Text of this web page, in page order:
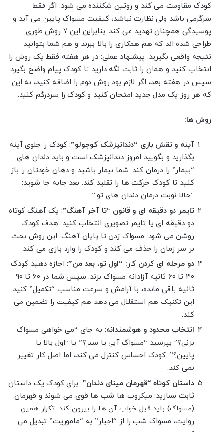
کودک مقاومت می کند و روتین شکننده می شود. اگر فقط
سرگرمی باشد ولی نظارت نباشد، کیفیت مسواک پایین می آید و
پوسیدگی همچنان تهدید می کند. بنابراین این ۷ روش طوری
طراحی شده اند که هم همکاری را بالا ببرند و هم شما بتوانید
نتیجه واقعی بگیرید. پیشنهاد عملی: در هر هفته فقط یک روش را
انتخاب کنید و همان را ثابت نگه دارید تا کودک پیام واضح بگیرد.
سپس در هفته بعد، اگر لازم بود روش دوم را اضافه کنید، نه این
که هر روز یک مدل جدید امتحان کنید و کودک را سردرگم کنید.
روش ها:
آینه و نقش بازی “دندانپزشک کوچولو”: کودک را جلوی آینه
بگذارید و بگویید امروز دندانپزشک است و باید دندان های
“بیمار” را درمان کند. شما بیمار باشید و دهان خودتان را باز
کنید تا کودک حرکت ها را تقلید کند. بعد جابه جا شوید:
“حالا نوبت درمان دندان های تو.”
تایمر دو دقیقه ای و قانون “تا آخر آهنگ”: یک آهنگ کوتاه
دو دقیقه ای یا تایمر تصویری انتخاب کنید. هدف کودک
روشن می شود: مسواک زدن تا پایان آهنگ. این روش بحث
بر سر زمان را حذف می کند و کودک را وارد بازی می کند.
دو مرحله ای کردن کار: “اول تو، بعد من”: اجازه دهید کودک
۳۰ تا ۶۰ ثانیه آزادانه مسواک بزند. سپس شما در ۶۰ تا ۹۰
ثانیه باقی مانده، با آرامش و سرعت مناسب “تکمیل” کنید.
این تکنیک هم استقلال می دهد هم کیفیت را تضمین می
کند.
انتخاب محدود و هوشمندانه: به جای “می خواهی مسواک
بزنی؟” بپرسید “مسواک آبی یا سبز؟” یا “اول بالا یا
پایین؟”. کودک احساس کنترل می کند، اما اصل کار تغییر
نمی کند.
داستان کوتاه “قهرمان مینای دندان”: برای کودک یک داستان
ثابت بسازید: میکروب ها شب ها قوی می شوند و قهرمان
(مسواک) باید قبل خواب آن ها را بیرون کند. تکرار همین
روایت، مسواک شب را از “اجبار” به “ماموریت” تبدیل می